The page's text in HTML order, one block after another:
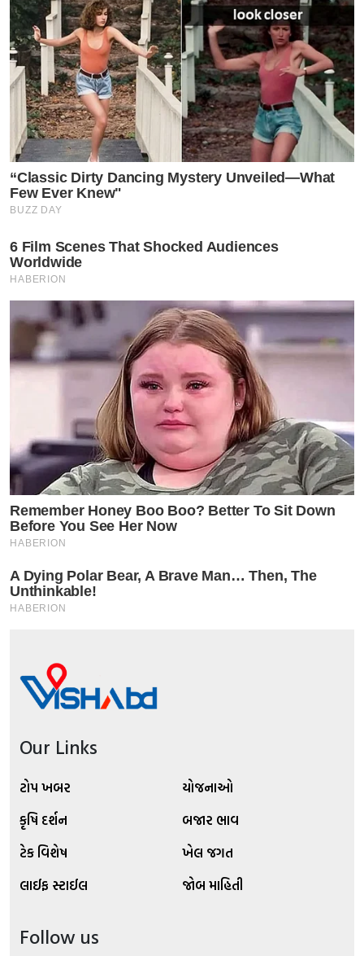
Our Links
ટોપ ખબર
યોજનાઓ
કૃષિ દર્શન
બજાર ભાવ
ટેક વિશેષ
ખેલ જગત
લાઈફ સ્ટાઈલ
જોબ માહિતી
Follow us